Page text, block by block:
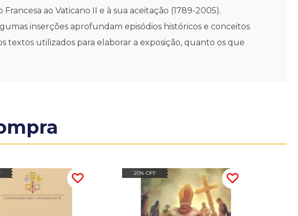
ao Vaticano II e à sua aceitação (1789-2005).
inserções aprofundam episódios históricos e conceitos
utilizados para elaborar a exposição, quanto os que
20% OFF